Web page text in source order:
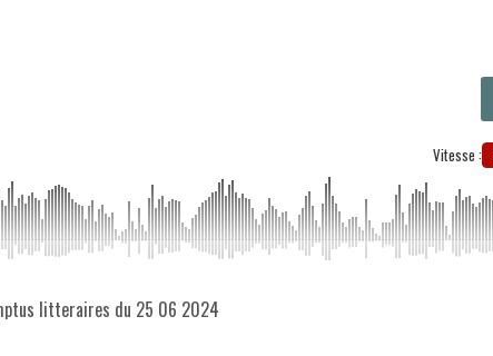
Vitesse :
litteraires du 25 06 2024